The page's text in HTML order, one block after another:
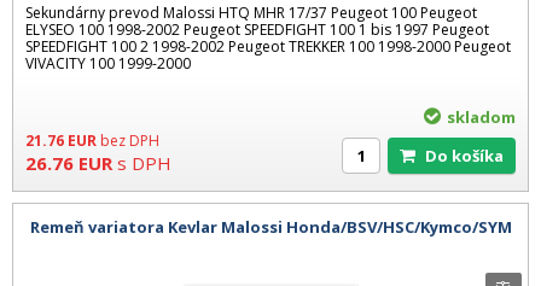
Sekundárny prevod Malossi HTQ MHR 17/37 Peugeot 100 Peugeot
ELYSEO 100 1998-2002 Peugeot SPEEDFIGHT 100 1 bis 1997 Peugeot
SPEEDFIGHT 100 2 1998-2002 Peugeot TREKKER 100 1998-2000 Peugeot
VIVACITY 100 1999-2000
21.76 EUR bez DPH
26.76 EUR s DPH
skladom
Do košíka
Remeň variatora Kevlar Malossi Honda/BSV/HSC/Kymco/SYM